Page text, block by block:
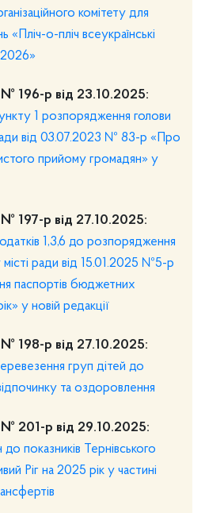
комітету для
«Пліч-о-пліч всеукраїнські
2026»
196-р від 23.10.2025:
1 розпорядження голови
від 03.07.2023 № 83-р «Про
прийому громадян» у
197-р від 27.10.2025:
1,3,6 до розпорядження
місті ради від 15.01.2025 №5-р
паспортів бюджетних
у новій редакції
198-р від 27.10.2025:
груп дітей до
та оздоровлення
201-р від 29.10.2025:
показників Тернівського
Ріг на 2025 рік у частині